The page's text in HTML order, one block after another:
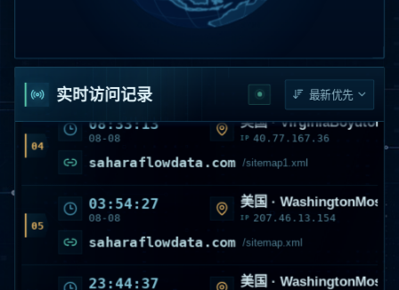
实时访问记录
saharaflowdata.com /llms.txt
08-08
08:33:13 美国 · VirginiaBoydton
IP 40.77.167.36
saharaflowdata.com /sitemap1.xml
08-08 IP 207.46.13.154
saharaflowdata.com /sitemap.xml
08-07 IP 207.46.13.9